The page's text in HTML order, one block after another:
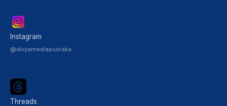
Instagram
@divyamediapustaka
Threads